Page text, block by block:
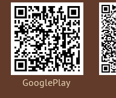
GooglePlay